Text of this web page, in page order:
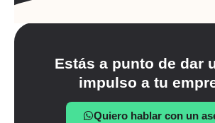
Estás a punto de dar
impulso a tu
Quiero hablar con un